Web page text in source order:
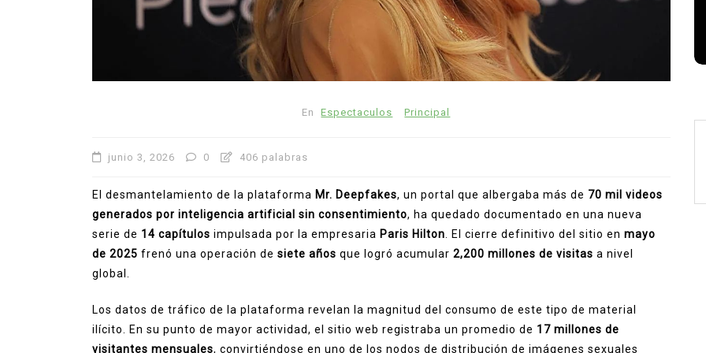
En Espectaculos Principal
junio 3, 2026 0 406 palabras
El desmantelamiento de la plataforma Mr. Deepfakes, un portal que albergaba más de 70 mil videos
generados por inteligencia artificial sin consentimiento, ha quedado documentado en una nueva
serie de 14 capítulos impulsada por la empresaria Paris Hilton. El cierre definitivo del sitio en mayo
de 2025 frenó una operación de siete años que logró acumular 2,200 millones de visitas a nivel
global.
Los datos de tráfico de la plataforma revelan la magnitud del consumo de este tipo de material
ilícito. En su punto de mayor actividad, el sitio web registraba un promedio de 17 millones de
visitantes mensuales, convirtiéndose en uno de los nodos de distribución de imágenes sexuales
paz en Zacatecas
productores
seguridad
Sombrerete
podrían desaparecer
agosto 5, 2026